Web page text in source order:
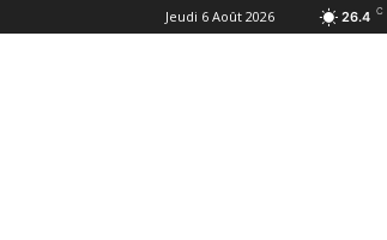
Jeudi 6 Août 2026 26.4 C